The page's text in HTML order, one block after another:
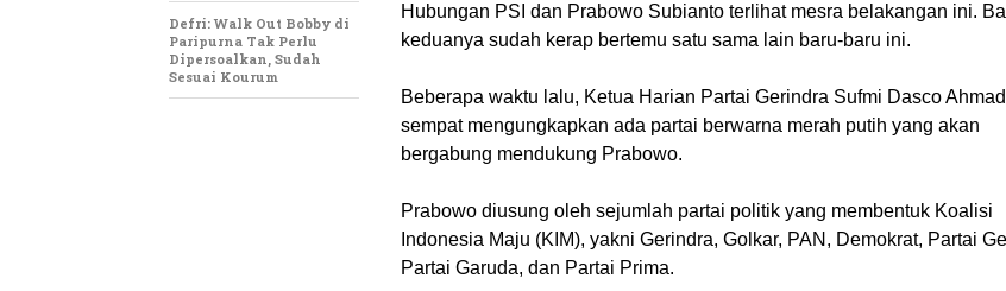
Hubungan PSI dan Prabowo Subianto terlihat mesra belakangan ini.
keduanya sudah kerap bertemu satu sama lain baru-baru ini.
Beberapa waktu lalu, Ketua Harian Partai Gerindra Sufmi Dasco
sempat mengungkapkan ada partai berwarna merah putih yang akan
bergabung mendukung Prabowo.
Prabowo diusung oleh sejumlah partai politik yang membentuk Koalisi
Indonesia Maju (KIM), yakni Gerindra, Golkar, PAN, Demokrat, Partai
Partai Garuda, dan Partai Prima.
Defri: Walk Out Bobby di
Paripurna Tak Perlu
Dipersoalkan, Sudah
Sesuai Kourum